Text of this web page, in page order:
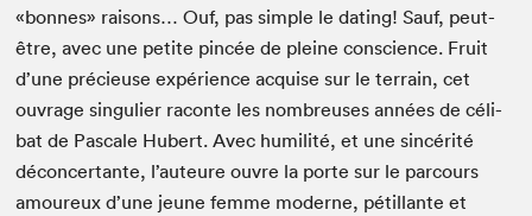
«bonnes» raisons… Ouf, pas sim­ple le dat­ing! Sauf, peut-
être, avec une petite pincée de pleine con­science. Fruit
d’une pré­cieuse expéri­ence acquise sur le ter­rain, cet
ouvrage sin­guli­er racon­te les nom­breuses années de céli­
bat de Pas­cale Hubert. Avec humil­ité, et une sincérité
décon­cer­tante, l’auteure ouvre la porte sur le par­cours
amoureux d’une jeune femme mod­erne, pétil­lante et